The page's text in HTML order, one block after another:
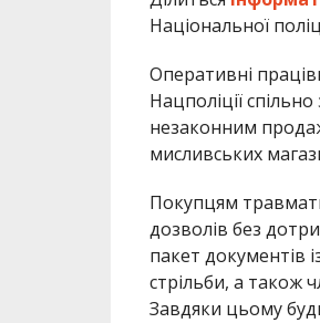
Національної
Оперативні
Нацполіції
незаконним
мисливських
Покупцям
дозволів без
пакет документів
стрільби, а також
Завдяки цьому